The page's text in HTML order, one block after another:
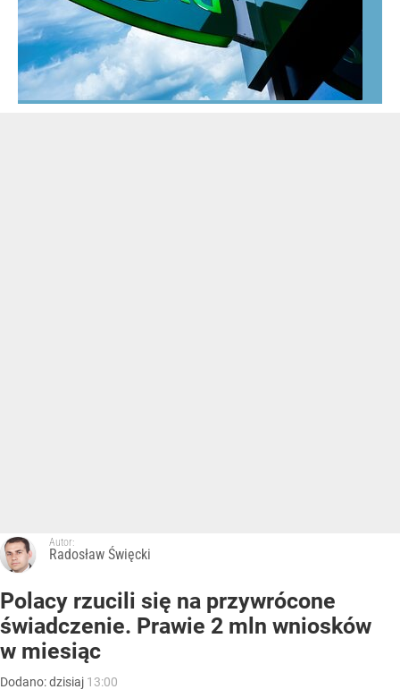
Autor:
Radosław Święcki
Polacy rzucili się na przywrócone
świadczenie. Prawie 2 mln wniosków
w miesiąc
Dodano:dzisiaj 13:00